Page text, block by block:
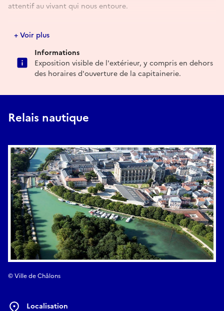
attentif au vivant qui nous entoure.
Les photos exposées ont été réalisées par les membres du
Club Photo Images Châlons-en-Champagne, à Châlons ou
dans la région, et ont participé à des concours nationaux
dans la catégorie Nature. Les auteurs ont le plaisir de
partager avec vous des instants de la vie animale, la variété
Créé en 2012, le Club Photo Images Châlons-en-Champagne
artistique et s’inscrit dans le paysage culturel de
l’agglomération de Châlons-en-Champagne, en organisant
régulièrement des expositions.
Le relais nautique de l’anse du Jard est labellisé Pavillon bleu
depuis 2012, attestant du respect de son environnement et
de la biodiversité.
+ Voir plus
Informations
Exposition visible de l'extérieur, y compris en dehors
des horaires d'ouverture de la capitainerie.
Relais nautique
© Ville de Châlons
Localisation